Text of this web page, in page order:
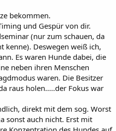
bekommen.
und Gespür von dir.
(nur zum schauen, da
kenne). Deswegen weiß ich,
Es waren Hunde dabei, die
neben ihren Menschen
waren. Die Besitzer
raus holen.....der Fokus war
direkt mit dem sog. Worst
sonst auch nicht. Erst mit